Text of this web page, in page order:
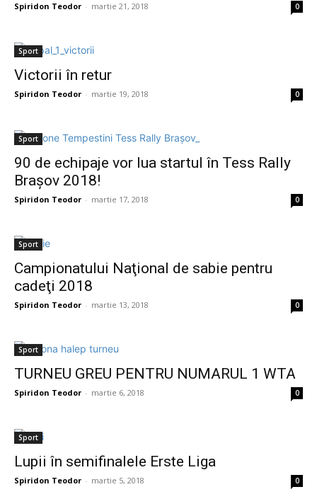
Spiridon Teodor - martie 21, 2018 0
Sport
Victorii în retur
Spiridon Teodor - martie 19, 2018 0
Sport
90 de echipaje vor lua startul în Tess Rally
Brașov 2018!
Spiridon Teodor - martie 17, 2018 0
Sport
Campionatului Naţional de sabie pentru
cadeţi 2018
Spiridon Teodor - martie 13, 2018 0
Sport
TURNEU GREU PENTRU NUMARUL 1 WTA
Spiridon Teodor - martie 6, 2018 0
Sport
Lupii în semifinalele Erste Liga
Spiridon Teodor - martie 5, 2018 0